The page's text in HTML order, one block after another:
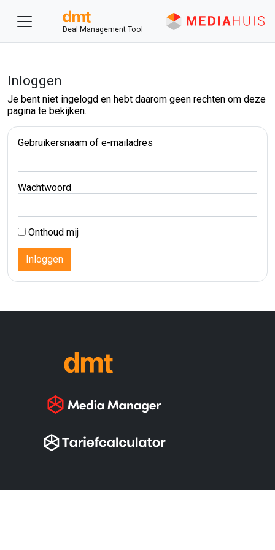
Deal Management Tool
Inloggen
Je bent niet ingelogd en hebt daarom geen rechten om deze
pagina te bekijken.
Gebruikersnaam of e-mailadres
Wachtwoord
Onthoud mij